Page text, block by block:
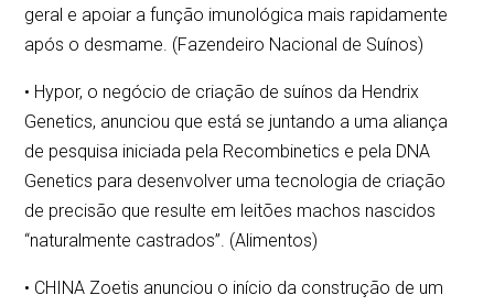
geral e apoiar a função imunológica mais rapidamente
após o desmame. (Fazendeiro Nacional de Suínos)
• Hypor, o negócio de criação de suínos da Hendrix
Genetics, anunciou que está se juntando a uma aliança
de pesquisa iniciada pela Recombinetics e pela DNA
Genetics para desenvolver uma tecnologia de criação
de precisão que resulte em leitões machos nascidos
“naturalmente castrados”. (Alimentos)
• CHINA Zoetis anunciou o início da construção de um